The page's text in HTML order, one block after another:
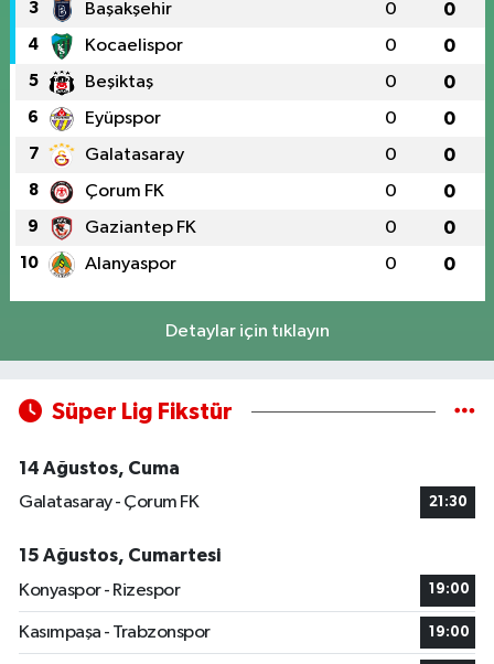
3 Başakşehir 0 0
4 Kocaelispor 0 0
5 Beşiktaş 0 0
6 Eyüpspor 0 0
7 Galatasaray 0 0
8 Çorum FK 0 0
9 Gaziantep FK 0 0
10 Alanyaspor 0 0
Detaylar için tıklayın
Süper Lig Fikstür
14 Ağustos, Cuma
Galatasaray - Çorum FK
21:30
15 Ağustos, Cumartesi
Konyaspor - Rizespor
19:00
Kasımpaşa - Trabzonspor 19:00